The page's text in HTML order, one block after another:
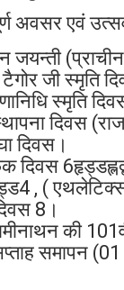
अवसर एवं
जी स्मृति
स्मृति
दिवस
दिवस।
दिवस
, (
8।
की
समापन